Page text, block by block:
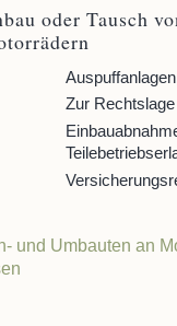
oder Tausch
Zur Rechtslage
und Umbauten an